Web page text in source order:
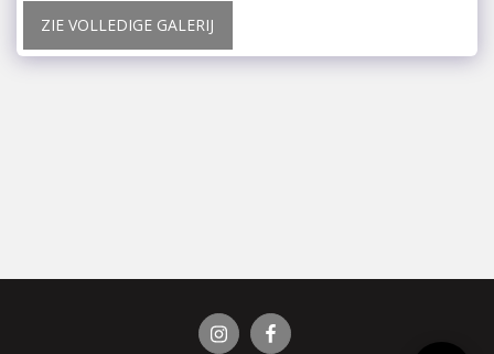
ZIE VOLLEDIGE GALERIJ